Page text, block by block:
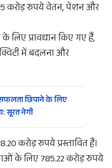
करोड़ रुपये वेतन, पेंशन और
के लिए प्रावधान किए गए हैं,
में बदलना और
छिपाने के लिए
सूरत नेगी
करोड़ रुपये प्रस्तावित हैं।
के लिए 785.22 करोड़ रुपये